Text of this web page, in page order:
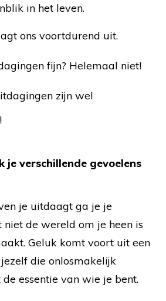
in het leven.
ons voortdurend uit.
fijn? Helemaal niet!
zijn wel
je verschillende gevoelens
je uitdaagt ga je je
niet de wereld om je heen is
Geluk komt voort uit een
die onlosmakelijk
essentie van wie je bent.